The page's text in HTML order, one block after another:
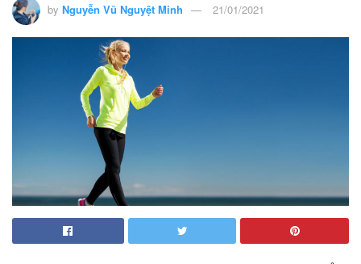
by Nguyễn Vũ Nguyệt Minh 21/01/2021